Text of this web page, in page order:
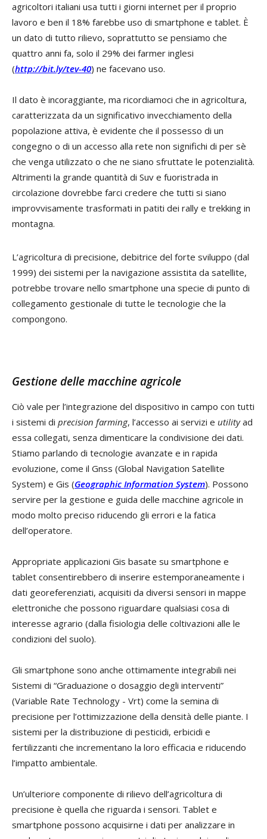
agricoltori italiani usa tutti i giorni internet per il proprio
lavoro e ben il 18% farebbe uso di smartphone e tablet. È
un dato di tutto rilievo, soprattutto se pensiamo che
quattro anni fa, solo il 29% dei farmer inglesi
(http://bit.ly/tev-40) ne facevano uso.
Il dato è incoraggiante, ma ricordiamoci che in agricoltura,
caratterizzata da un significativo invecchiamento della
popolazione attiva, è evidente che il possesso di un
congegno o di un accesso alla rete non significhi di per sè
che venga utilizzato o che ne siano sfruttate le potenzialità.
Altrimenti la grande quantità di Suv e fuoristrada in
circolazione dovrebbe farci credere che tutti si siano
improvvisamente trasformati in patiti dei rally e trekking in
montagna.
L’agricoltura di precisione, debitrice del forte sviluppo (dal
1999) dei sistemi per la navigazione assistita da satellite,
potrebbe trovare nello smartphone una specie di punto di
collegamento gestionale di tutte le tecnologie che la
compongono.
Gestione delle macchine agricole
Ciò vale per l’integrazione del dispositivo in campo con tutti
i sistemi di precision farming, l’accesso ai servizi e utilityad
essa collegati, senza dimenticare la condivisione dei dati.
Stiamo parlando di tecnologie avanzate e in rapida
evoluzione, come il Gnss (Global Navigation Satellite
System) e Gis (Geographic Information System). Possono
servire per la gestione e guida delle macchine agricole in
modo molto preciso riducendo gli errori e la fatica
dell’operatore.
Appropriate applicazioni Gis basate su smartphone e
tablet consentirebbero di inserire estemporaneamente i
dati georeferenziati, acquisiti da diversi sensori in mappe
elettroniche che possono riguardare qualsiasi cosa di
interesse agrario (dalla fisiologia delle coltivazioni alle le
condizioni del suolo).
Gli smartphone sono anche ottimamente integrabili nei
Sistemi di “Graduazione o dosaggio degli interventi”
(Variable Rate Technology - Vrt) come la semina di
precisione per l’ottimizzazione della densità delle piante. I
sistemi per la distribuzione di pesticidi, erbicidi e
fertilizzanti che incrementano la loro efficacia e riducendo
l’impatto ambientale.
Un’ulteriore componente di rilievo dell’agricoltura di
precisione è quella che riguarda i sensori. Tablet e
smartphone possono acquisirne i dati per analizzare in